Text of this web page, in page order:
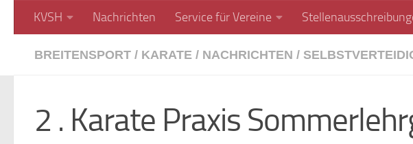
Unter dem Inhalt
KVSH Nachrichten Service für Vereine
BREITENSPORT / KARATE / NACHRICHTEN /
2 . Karate Praxis